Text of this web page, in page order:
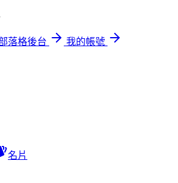
落格後台
我的帳號
名片